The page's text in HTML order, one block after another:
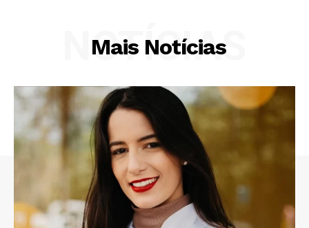
Mais Notícias
NOTÍCIAS